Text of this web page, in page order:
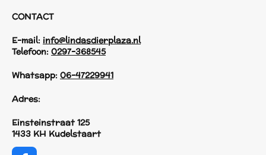
CONTACT
E-mail: info@lindasdierplaza.nl
Telefoon: 0297-368545
Whatsapp: 06-47229941
Adres:
Einsteinstraat 125
1433 KH Kudelstaart